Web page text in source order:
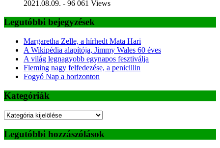
2021.08.09. - 96 061 Views
Legutóbbi bejegyzések
Margaretha Zelle, a hírhedt Mata Hari
A Wikipédia alapítója, Jimmy Wales 60 éves
A világ legnagyobb egynapos fesztiválja
Fleming nagy felfedezése, a penicillin
Fogyó Nap a horizonton
Kategóriák
Kategóriák
Legutóbbi hozzászólások